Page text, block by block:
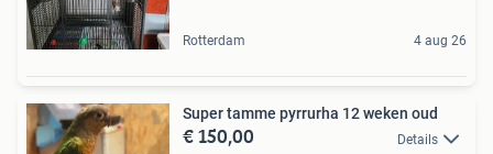
Rotterdam 4 aug 26
Super tamme pyrrurha 12 weken oud
€ 150,00 Details